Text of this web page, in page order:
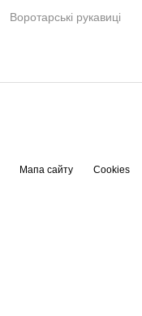
Воротарські рукавиці
Мапа сайту Cookies